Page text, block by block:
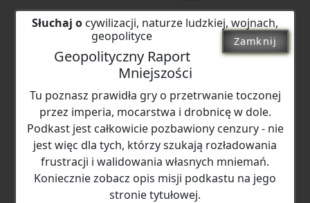
Słuchaj o cywilizacji, naturze ludzkiej, wojnach,
geopolityce
Zamknij
Geopolityczny Raport
Mniejszości
Tu poznasz prawidła gry o przetrwanie toczonej
przez imperia, mocarstwa i drobnicę w dole.
Podkast jest całkowicie pozbawiony cenzury - nie
jest więc dla tych, którzy szukają rozładowania
frustracji i walidowania własnych mniemań.
Koniecznie zobacz opis misji podkastu na jego
stronie tytułowej.